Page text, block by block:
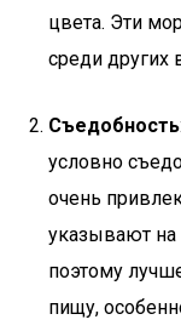
цвета. Эти
среди других
Съедобность
условно
очень
указывают на
поэтому
пищу,